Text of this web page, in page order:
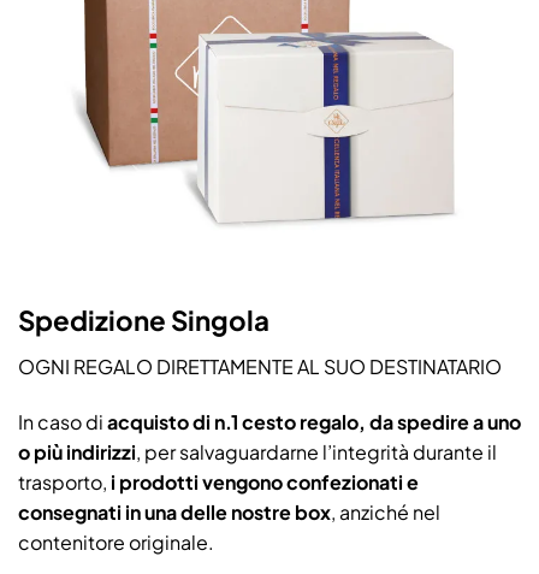
Spedizione Singola
OGNI REGALO DIRETTAMENTE AL SUO DESTINATARIO
In caso diacquisto di n.1 cesto regalo, da spedire a uno
o più indirizzi, per salvaguardarne l’integrità durante il
trasporto, i prodotti vengono confezionati e
consegnati in una delle nostre box, anziché nel
contenitore originale.